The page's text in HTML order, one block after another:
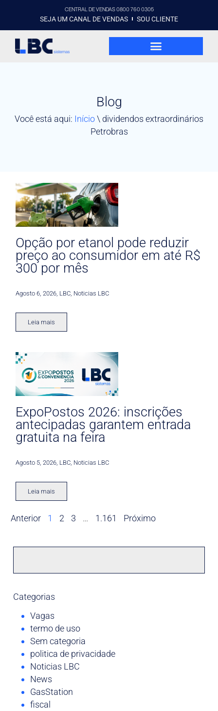
CENTRAL DE VENDAS 0800 760 0305
SEJA UM CANAL DE VENDAS SOU CLIENTE
Blog
Você está aqui: Início\ dividendos extraordinários
Petrobras
Opção por etanol pode reduzir
preço ao consumidor em até R$
300 por mês
Agosto 6, 2026 LBC Noticias LBC
Leia mais
ExpoPostos 2026: inscrições
antecipadas garantem entrada
gratuita na feira
Agosto 5, 2026 LBC Noticias LBC
Leia mais
Anterior 1 2 3 … 1.161 Próximo
Categorias
Vagas
termo de uso
Sem categoria
politica de privacidade
Noticias LBC
News
GasStation
fiscal